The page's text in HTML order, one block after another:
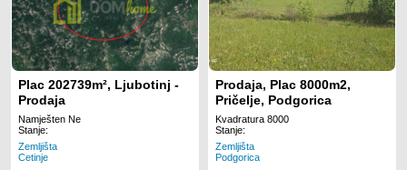
Plac 202739m², Ljubotinj -
Prodaja
Namješten Ne
Stanje:
Zemljišta
Cetinje
Prodaja, Plac 8000m2,
Pričelje, Podgorica
Kvadratura 8000
Stanje:
Zemljišta
Podgorica